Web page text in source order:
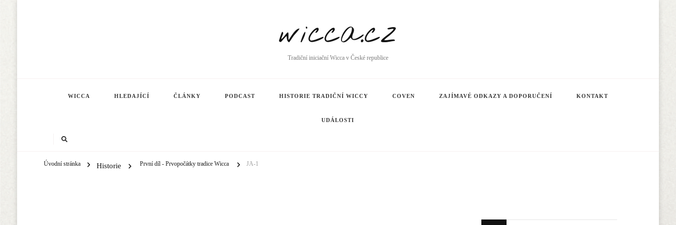
wicca.cz
Tradiční iniciační Wicca v České republice
WICCA HLEDAJÍCÍ ČLÁNKY PODCAST HISTORIE TRADIČNÍ WICCY COVEN ZAJÍMAVÉ ODKAZY A DOPORUČENÍ KONTAKT
UDÁLOSTI
Úvodní stránka Historie První díl - Prvopočátky tradice Wicca JA-1